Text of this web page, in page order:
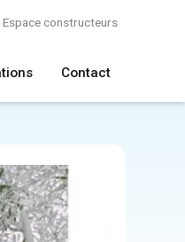
Espace constructeurs
Contact